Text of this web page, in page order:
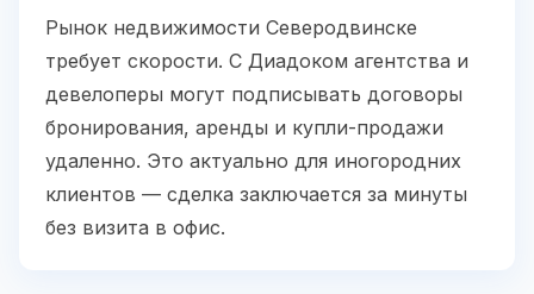
Рынок недвижимости Северодвинске
требует скорости. С Диадоком агентства и
девелоперы могут подписывать договоры
бронирования, аренды и купли-продажи
удаленно. Это актуально для иногородних
клиентов — сделка заключается за минуты
без визита в офис.